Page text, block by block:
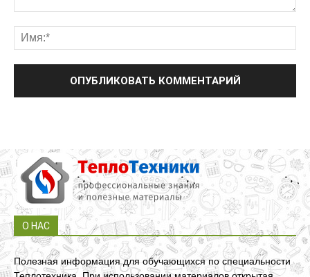
О НАС
Полезная информация для обучающихся по специальности